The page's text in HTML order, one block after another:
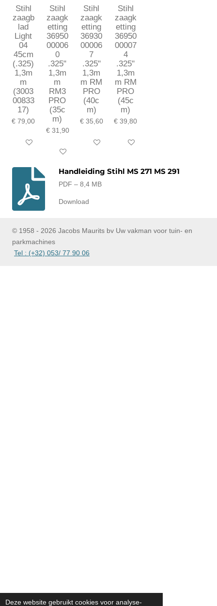
Deze website gebruikt cookies voor analyse-
Stihl
zaagb
lad
Light
04
45cm
(.325)
1,3m
m
(3003
00833
17)
€ 79,00
In winkelwagen
Stihl
zaagk
etting
36950
00006
0
.325"
1,3m
m
RM3
PRO
(35c
m)
€ 31,90
In winkelwagen
Stihl
zaagk
etting
36930
00006
7
.325"
1,3m
m RM
PRO
(40c
m)
€ 35,60
In winkelwagen
Stihl
zaagk
etting
36950
00007
4
.325"
1,3m
m RM
PRO
(45c
m)
€ 39,80
In winkelwagen
Handleiding Stihl MS 271 MS 291
PDF – 8,4 MB
Download
© 1958 - 2026 Jacobs Maurits bv Uw vakman voor tuin- en
parkmachines
Tel : (+32) 053/ 77 90 06